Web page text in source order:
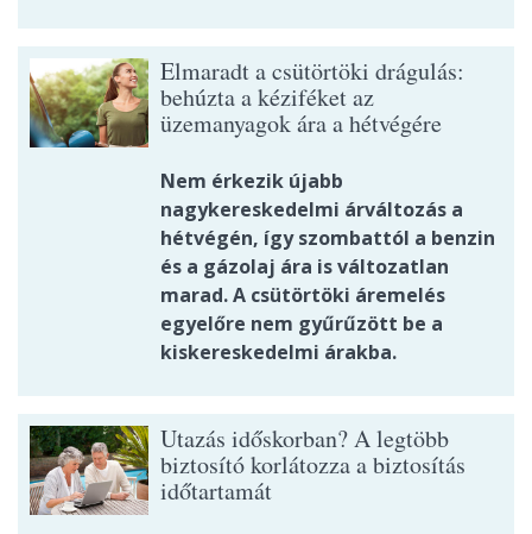
Elmaradt a csütörtöki drágulás:
behúzta a kéziféket az
üzemanyagok ára a hétvégére
Nem érkezik újabb
nagykereskedelmi árváltozás a
hétvégén, így szombattól a benzin
és a gázolaj ára is változatlan
marad. A csütörtöki áremelés
egyelőre nem gyűrűzött be a
kiskereskedelmi árakba.
Utazás időskorban? A legtöbb
biztosító korlátozza a biztosítás
időtartamát